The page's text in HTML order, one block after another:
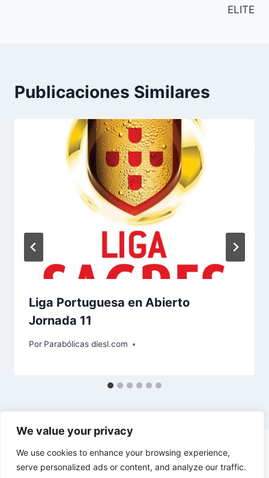
We value your privacy
We use cookies to enhance your browsing experience,
serve personalized ads or content, and analyze our traffic.
a
ELITE
Publicaciones Similares
Liga Portuguesa en Abierto
Jornada 11
Por Parabólicas diesl.com